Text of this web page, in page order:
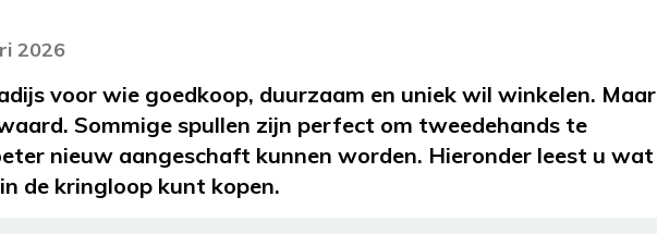
2026
voor wie goedkoop, duurzaam en uniek wil winkelen. Maar
Sommige spullen zijn perfect om tweedehands te
nieuw aangeschaft kunnen worden. Hieronder leest u wat
de kringloop kunt kopen.